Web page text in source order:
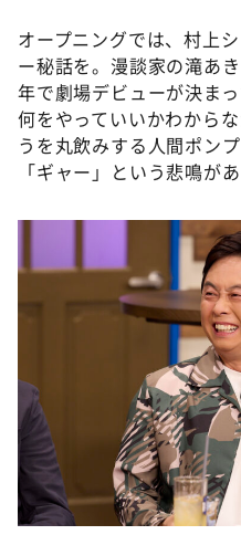
オープニングでは、村上
ー秘話を。漫談家の滝あ
年で劇場デビューが決ま
何をやっていいかわから
うを丸飲みする人間ポン
「ギャー」という悲鳴が